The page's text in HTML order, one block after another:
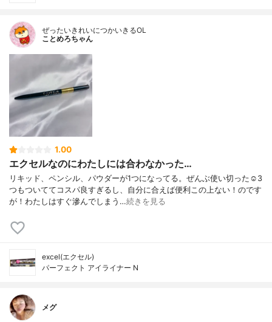
ぜったいきれいにつかいきるOL
ことめろちゃん
1.00
エクセルなのにわたしには合わなかった…
リキッド、ペンシル、パウダーが1つになってる。ぜんぶ使い切った☺️3
つもついててコスパ良すぎるし、自分に合えば便利この上ない！のです
が！わたしはすぐ滲んでしまう…続きを見る
excel(エクセル)
パーフェクト アイライナー N
メグ